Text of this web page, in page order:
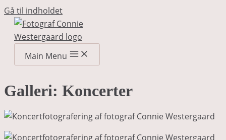
Gå til indholdet
Main Menu
Galleri: Koncerter